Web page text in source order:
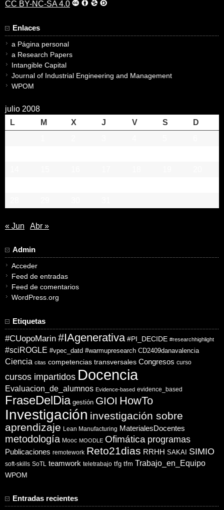
CC BY-NC-SA 4.0
Enlaces
a Página personal
a Research Papers
Intangible Capital
Journal of Industrial Engineering and Management
WPOM
julio 2008
L
M X J V S
D
« Jun Abr »
Admin
Acceder
Feed de entradas
Feed de comentarios
WordPress.org
Etiquetas
#CUopoMarin #IAgenerativa #PI_DECIDE #researchhighlight
#sciROGLE #vpec_datd #warmupresearch CD2409danavalencia
Ciencia citas competencias transversales Congresos curso
cursos impartidos Docencia
Evaluacion_de_alumnos Evidence-based evidence_based
FraseDelDia gestión GIOI HowTo
Investigación investigación sobre
aprendizaje Lean Manufacturing MaterialesDocentes
metodología Mooc MOODLE Ofimática programas
Publicaciones remotework Reto21dias RRHH SAKAI SIMIO
soft-skills SoTL teamwork teletrabajo tfg tfm Trabajo_en_Equipo
WPOM
Entradas recientes